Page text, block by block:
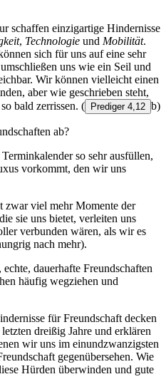
schaffen einzigartige Hindernisse
, Technologie und Mobilität.
sich für uns auf eine sehr
uns wie ein Seil und
Wir können vielleicht einen
aber wie geschrieben steht,
bald zerrissen. ( Prediger 4,12 b)
ab?
so sehr ausfüllen,
vorkommt, den wir uns
zwar viel mehr Momente der
sie uns bietet, verleiten uns
verbunden wären, als wir es
nach mehr).
dauerhafte Freundschaften
häufig wegziehen und
für Freundschaft decken
dreißig Jahre und erklären
wir uns im einundzwanzigsten
gegenübersehen. Wie
Hürden überwinden und gute